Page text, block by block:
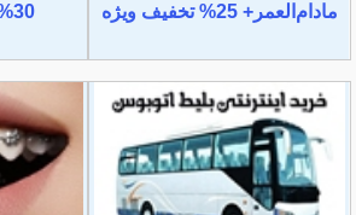
مادام‌العمر+ 25% تخفیف ویژه
30% تخفیف از روژا